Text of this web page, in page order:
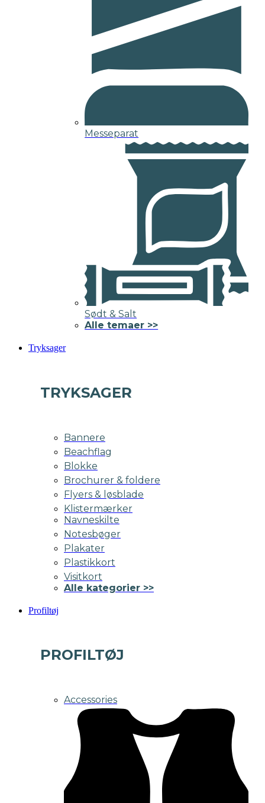
Messeparat
Sødt & Salt
Alle temaer >>
Tryksager
TRYKSAGER
Bannere
Beachflag
Blokke
Brochurer & foldere
Flyers & løsblade
Klistermærker
Navneskilte
Notesbøger
Plakater
Plastikkort
Visitkort
Alle kategorier >>
Profiltøj
PROFILTØJ
Accessories